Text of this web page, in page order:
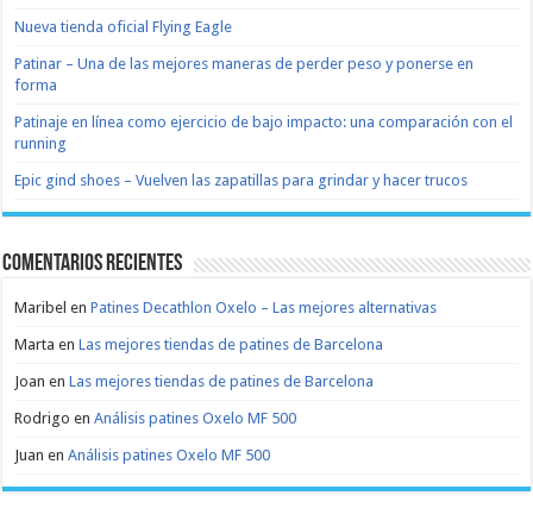
Nueva tienda oficial Flying Eagle
Patinar – Una de las mejores maneras de perder peso y ponerse en
forma
Patinaje en línea como ejercicio de bajo impacto: una comparación con el
running
Epic gind shoes – Vuelven las zapatillas para grindar y hacer trucos
Comentarios recientes
Maribel enPatines Decathlon Oxelo – Las mejores alternativas
Marta enLas mejores tiendas de patines de Barcelona
Joan enLas mejores tiendas de patines de Barcelona
Rodrigo enAnálisis patines Oxelo MF 500
Juan enAnálisis patines Oxelo MF 500